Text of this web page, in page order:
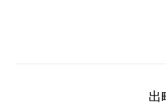
出